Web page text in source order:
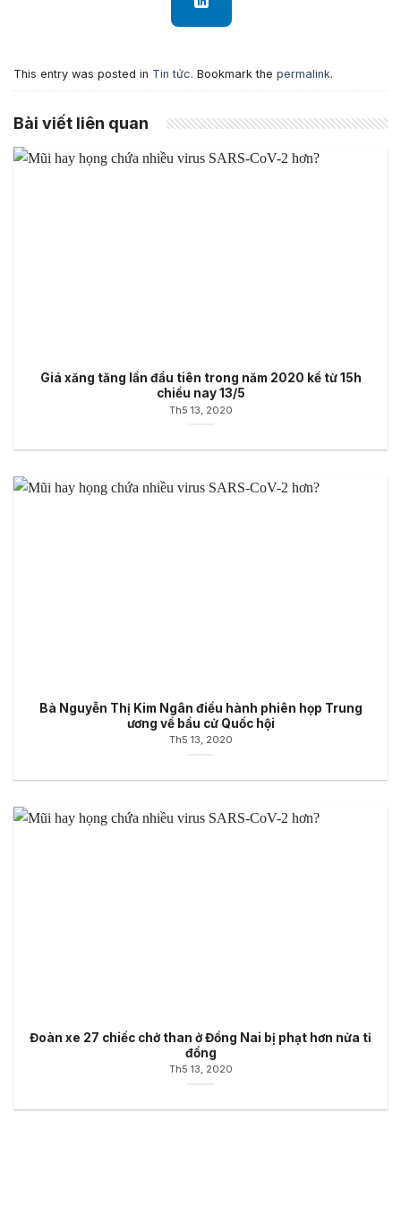
This entry was posted in Tin tức. Bookmark the permalink.
Bài viết liên quan
Giá xăng tăng lần đầu tiên trong năm 2020 kể từ 15h
chiều nay 13/5
Th5 13, 2020
Bà Nguyễn Thị Kim Ngân điều hành phiên họp Trung
ương về bầu cử Quốc hội
Th5 13, 2020
Đoàn xe 27 chiếc chở than ở Đồng Nai bị phạt hơn nửa tỉ
đồng
Th5 13, 2020